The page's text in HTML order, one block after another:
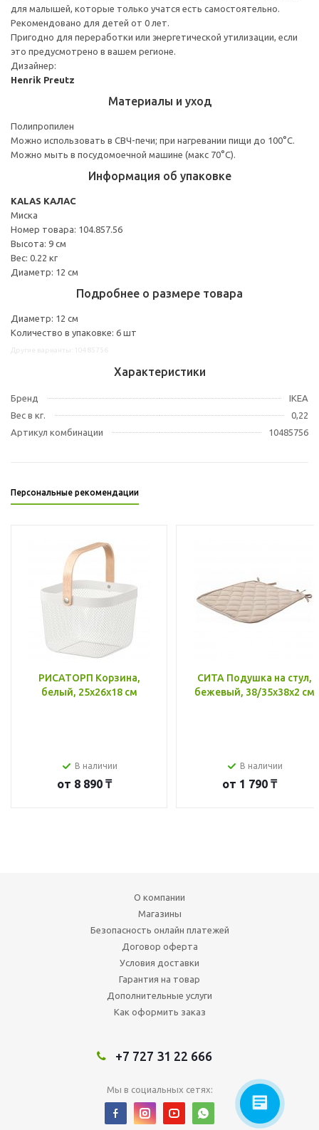
для малышей, которые только учатся есть самостоятельно.
Рекомендовано для детей от 0 лет.
Пригодно для переработки или энергетической утилизации, если
это предусмотрено в вашем регионе.
Дизайнер:
Henrik Preutz
Материалы и уход
Полипропилен
Можно использовать в СВЧ-печи; при нагревании пищи до 100°C.
Можно мыть в посудомоечной машине (макс 70°С).
Информация об упаковке
KALAS КАЛАС
Миска
Номер товара: 104.857.56
Высота: 9 см
Вес: 0.22 кг
Диаметр: 12 см
Подробнее о размере товара
Диаметр: 12 см
Количество в упаковке: 6 шт
Характеристики
Бренд
IKEA
Вес в кг.
0,22
Артикул комбинации
10485756
Персональные рекомендации
РИСАТОРП Корзина,
белый, 25x26x18 см
В наличии
от 8 890 ₸
СИТА Подушка на стул,
бежевый, 38/35x38x2 см
В наличии
от 1 790 ₸
О компании
Магазины
Безопасность онлайн платежей
Договор оферта
Условия доставки
Гарантия на товар
Дополнительные услуги
Как оформить заказ
+7 727 31 22 666
Мы в социальных сетях: